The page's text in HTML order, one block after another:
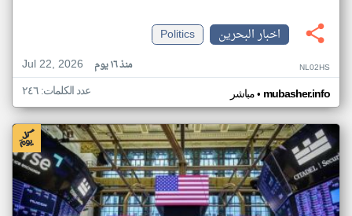
اخبار البحرين
Politics
Jul 22, 2026
منذ ١٦ يوم NL02HS
مباشر• mubasher.info عدد الكلمات: ٢٤٦